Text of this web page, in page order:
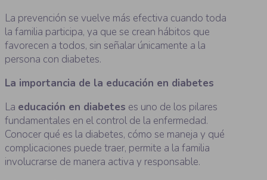
La prevención se vuelve más efectiva cuando toda
la familia participa, ya que se crean hábitos que
favorecen a todos, sin señalar únicamente a la
persona con diabetes.
La importancia de la educación en diabetes
La educación en diabetes es uno de los pilares
fundamentales en el control de la enfermedad.
Conocer qué es la diabetes, cómo se maneja y qué
complicaciones puede traer, permite a la familia
involucrarse de manera activa y responsable.